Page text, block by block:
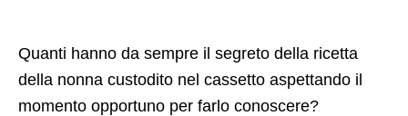
Quanti hanno da sempre il segreto della ricetta
della nonna custodito nel cassetto aspettando il
momento opportuno per farlo conoscere?